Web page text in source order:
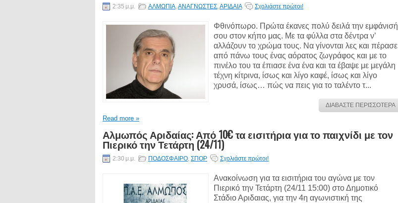
2:35 μ.μ. ΑΛΜΩΠΙΑ,ΑΝΑΓΝΩΣΤΕΣ,ΑΡΙΔΑΙΑ Σχολιάστε πρώτοι!
Φθινόπωρο. Πρώτα έκανες πολύ δειλά την εμφάνισή
σου στον κήπο μας. Με τα φύλλα στα δέντρα ν’
αλλάζουν το χρώμα τους. Να γίνονται λες και πέρασε
από πάνω τους ένας αόρατος ζωγράφος και με το
πινέλο του τα έπιασε ένα ένα και τα έβαψε με μεγάλη
τέχνη κίτρινα, ίσως και λίγο καφέ, ίσως και λίγο
χρυσά, ίσως… πώς να πεις για το ταλέντο τ...
ΔΙΑΒΑΣΤΕ ΠΕΡΙΣΣΟΤΕΡΑ
Read more »
Αλμωπός Αριδαίας: Από 10€ τα εισιτήρια για το παιχνίδι με τον
Πιερικό την Τετάρτη (24/11)
2:30 μ.μ. ΠΟΔΟΣΦΑΙΡΟ, ΣΠΟΡ Σχολιάστε πρώτοι!
Ανακοίνωση για τα εισιτήρια του αγώνα με τον
Πιερικό την Τετάρτη (24/11 15:00) στο Δημοτικό
Στάδιο Αριδαιας, για την 4η αγωνιστική της